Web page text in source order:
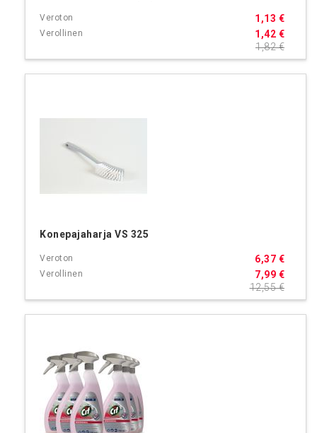
1,42 €
1,13 €
1,82 €
Konepajaharja VS 325
7,99 €
6,37 €
12,55 €